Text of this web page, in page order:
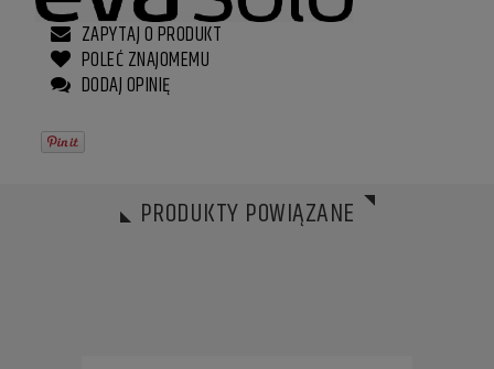
ZAPYTAJ O PRODUKT
POLEĆ ZNAJOMEMU
DODAJ OPINIĘ
PRODUKTY POWIĄZANE